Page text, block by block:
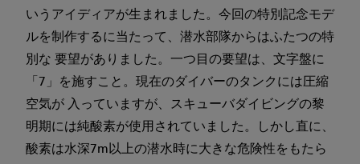
いうアイディアが生まれました。今回の特別記念モデ
ルを制作するに当たって、潜水部隊からはふたつの特
別な 要望がありました。一つ目の要望は、文字盤に
「7」を施すこと。現在のダイバーのタンクには圧縮
空気が 入っていますが、スキューバダイビングの黎
明期には純酸素が使用されていました。しかし直に、
酸素は水深7m以上の潜水時に大きな危険性をもたら